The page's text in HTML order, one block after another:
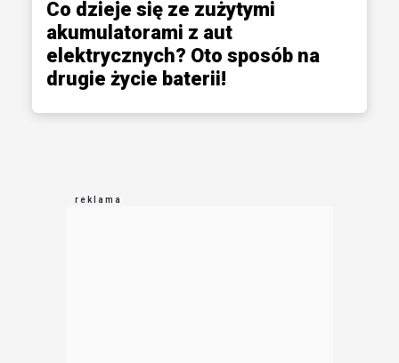
Co dzieje się ze zużytymi
akumulatorami z aut
elektrycznych? Oto sposób na
drugie życie baterii!